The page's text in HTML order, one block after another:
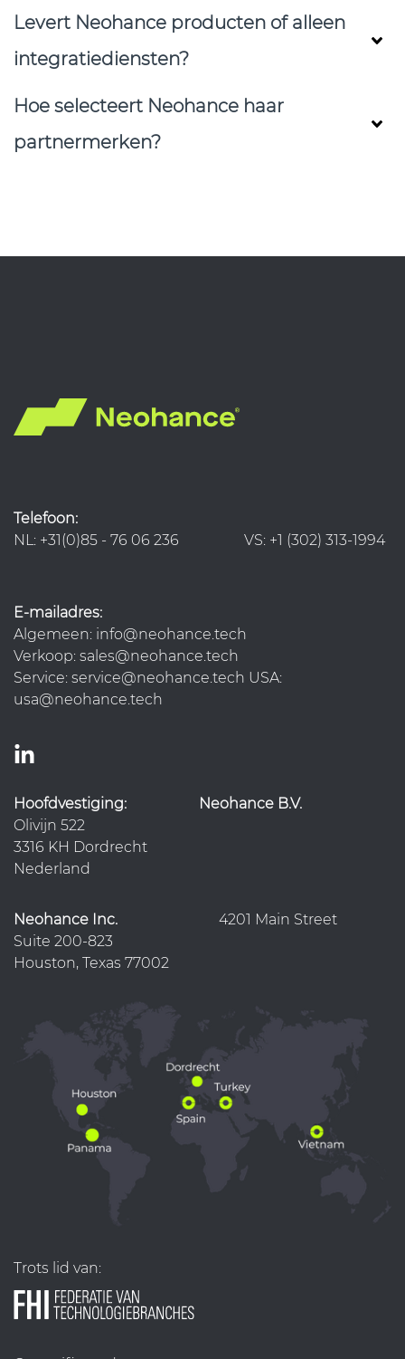
Levert Neohance producten of alleen
integratiediensten?
Hoe selecteert Neohance haar
partnermerken?
Telefoon:
NL: +31(0)85 - 76 06 236 VS: +1 (302) 313-1994
E-mailadres:
Algemeen: info@neohance.tech
Verkoop: sales@neohance.tech
Service: service@neohance.tech USA:
usa@neohance.tech
Hoofdvestiging:
Neohance B.V.
Olivijn 522
3316 KH Dordrecht
Nederland
Neohance Inc.
4201 Main Street
Suite 200-823
Houston, Texas 77002
Trots lid van: